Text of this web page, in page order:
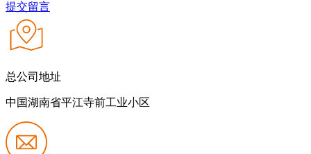
提交留言
总公司地址
中国湖南省平江寺前工业小区